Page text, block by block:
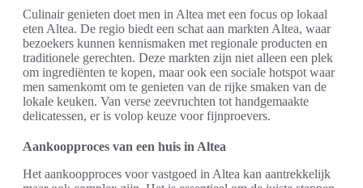
Culinair genieten doet men in Altea met een focus op lokaal
eten Altea. De regio biedt een schat aan markten Altea, waar
bezoekers kunnen kennismaken met regionale producten en
traditionele gerechten. Deze markten zijn niet alleen een plek
om ingrediënten te kopen, maar ook een sociale hotspot waar
men samenkomt om te genieten van de rijke smaken van de
lokale keuken. Van verse zeevruchten tot handgemaakte
delicatessen, er is volop keuze voor fijnproevers.
Aankoopproces van een huis in Altea
Het aankoopproces voor vastgoed in Altea kan aantrekkelijk